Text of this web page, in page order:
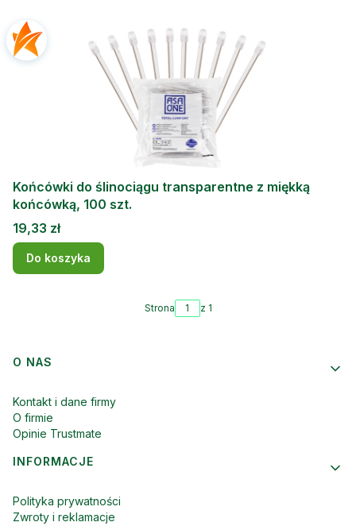
Końcówki do ślinociągu transparentne z miękką
końcówką, 100 szt.
Cena
19,33 zł
Do koszyka
Strona z 1
Linki w stopce
O NAS
Kontakt i dane firmy
O firmie
Opinie Trustmate
INFORMACJE
Polityka prywatności
Zwroty i reklamacje